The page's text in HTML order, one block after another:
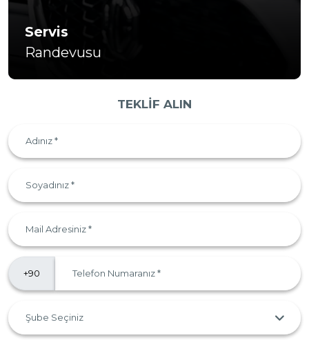
Servis
Randevusu
TEKLİF ALIN